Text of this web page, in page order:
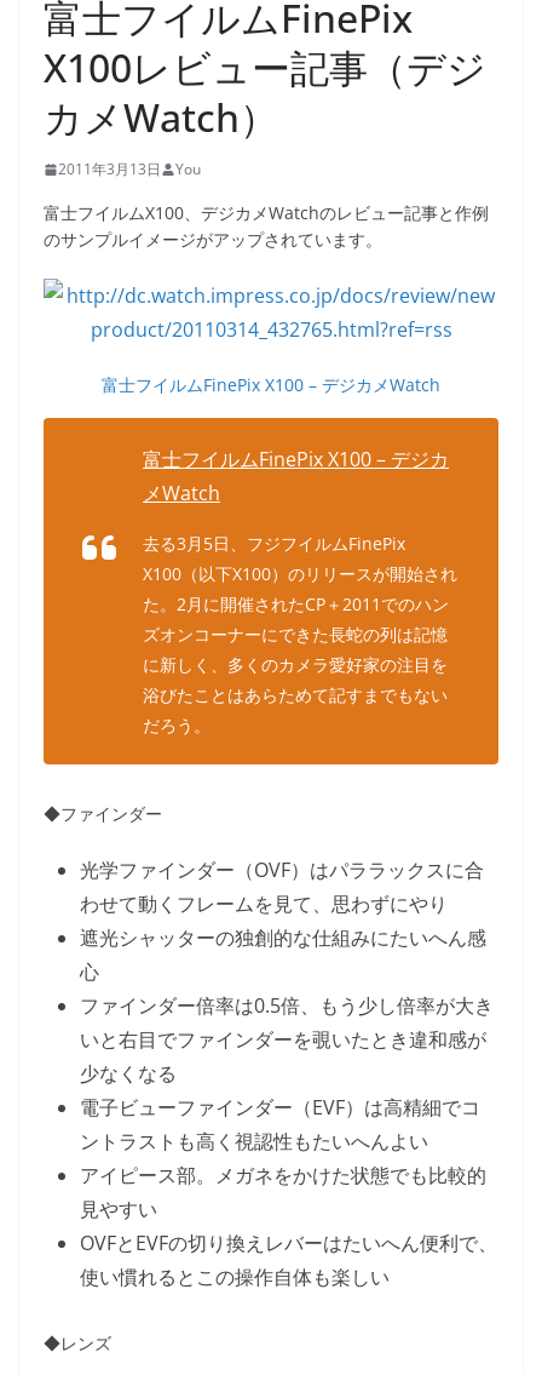
富士フイルムFinePix
X100レビュー記事（デジ
カメWatch）
2011年3月13日 You
富士フイルムX100、デジカメWatchのレビュー記事と作例
のサンプルイメージがアップされています。
富士フイルムFinePix X100 – デジカメWatch
富士フイルムFinePix X100 – デジカ
メWatch
去る3月5日、フジフイルムFinePix
X100（以下X100）のリリースが開始され
た。2月に開催されたCP＋2011でのハン
ズオンコーナーにできた長蛇の列は記憶
に新しく、多くのカメラ愛好家の注目を
浴びたことはあらためて記すまでもない
だろう。
◆ファインダー
光学ファインダー（OVF）はパララックスに合
わせて動くフレームを見て、思わずにやり
遮光シャッターの独創的な仕組みにたいへん感
心
ファインダー倍率は0.5倍、もう少し倍率が大き
いと右目でファインダーを覗いたとき違和感が
少なくなる
電子ビューファインダー（EVF）は高精細でコ
ントラストも高く視認性もたいへんよい
アイピース部。メガネをかけた状態でも比較的
見やすい
OVFとEVFの切り換えレバーはたいへん便利で、
使い慣れるとこの操作自体も楽しい
◆レンズ